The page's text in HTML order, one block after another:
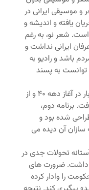
موسیقی ایرانی در
یافته و اندیشه و
شعر نو، به رغم
ایرانی نداشت و
باشد و رادیو به
توانست به پسند
جالب است بدانیم شعر نو نخستین بار در آغاز دهه ۴۰ و از
برنامه دوم،
شده بود و
سازان آن دیده می
تحولات جدی در
داشت. ضرورت های
را وادار کرده